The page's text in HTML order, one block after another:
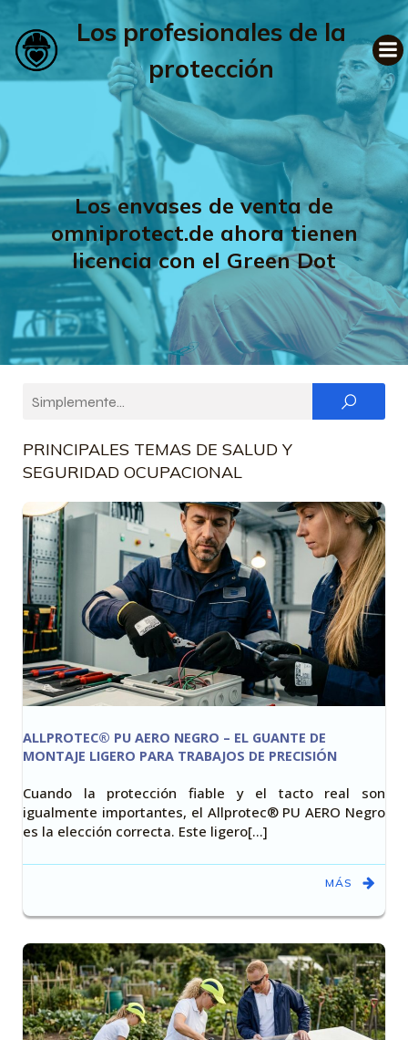
Los profesionales de la
protección
Los envases de venta de
omniprotect.de ahora tienen
licencia con el Green Dot
PRINCIPALES TEMAS DE SALUD Y
SEGURIDAD OCUPACIONAL
ALLPROTEC® PU AERO NEGRO – EL GUANTE DE
MONTAJE LIGERO PARA TRABAJOS DE PRECISIÓN
Cuando la protección fiable y el tacto real son
igualmente importantes, el Allprotec® PU AERO Negro
es la elección correcta. Este ligero[…]
MÁS